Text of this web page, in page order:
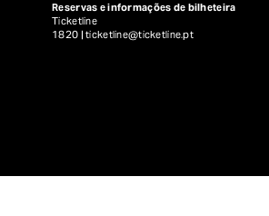
Reservas e informações de bilheteira
Ticketline
1820 |ticketline@ticketline.pt